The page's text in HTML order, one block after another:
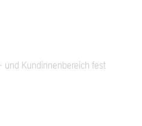
und Kundinnenbereich fest